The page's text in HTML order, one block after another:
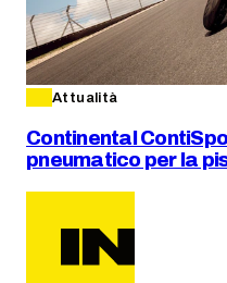
Attualità
Continental
pneumatico per la